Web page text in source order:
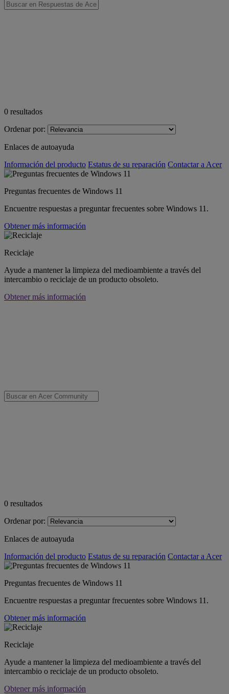
0 resultados
Ordenar por:
Enlaces de autoayuda
Información del producto Estatus de su reparación Contactar a Acer
Preguntas frecuentes de Windows 11
Encuentre respuestas a preguntar frecuentes sobre Windows 11.
Obtener más información
Reciclaje
Ayude a mantener la limpieza del medioambiente a través del
intercambio o reciclaje de un producto obsoleto.
Obtener más información
0 resultados
Ordenar por:
Enlaces de autoayuda
Información del producto Estatus de su reparación Contactar a Acer
Preguntas frecuentes de Windows 11
Encuentre respuestas a preguntar frecuentes sobre Windows 11.
Obtener más información
Reciclaje
Ayude a mantener la limpieza del medioambiente a través del
intercambio o reciclaje de un producto obsoleto.
Obtener más información